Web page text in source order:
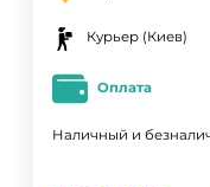
Курьер (Киев)
Оплата
Наличный и